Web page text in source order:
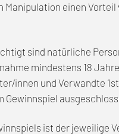
Manipulation einen
sind natürliche
mindestens 18
innen und Verwandte
Gewinnspiel
ist der jeweilige